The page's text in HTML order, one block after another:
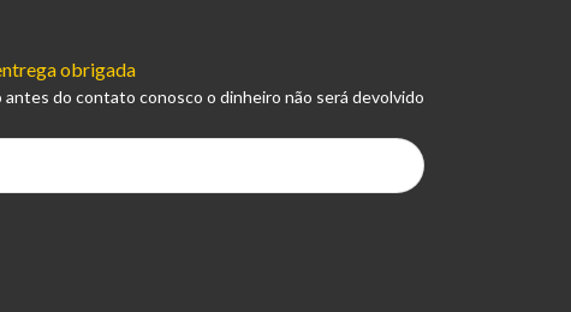
obrigada
do contato conosco o dinheiro não será devolvido